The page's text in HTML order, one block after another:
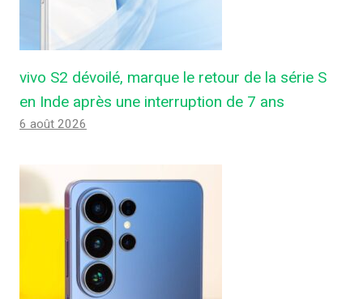
vivo S2 dévoilé, marque le retour de la série S
en Inde après une interruption de 7 ans
6 août 2026